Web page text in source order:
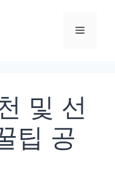
메
및 선
팁 공